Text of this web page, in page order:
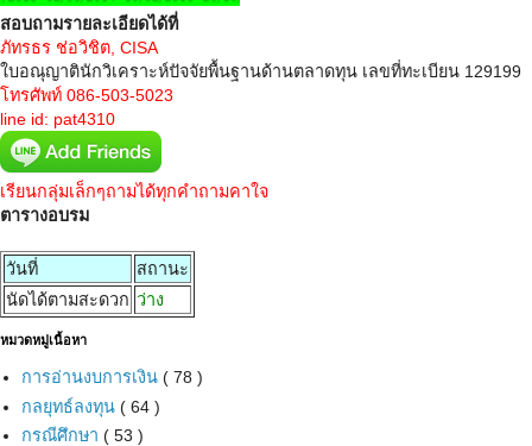
สอบถามรายละเอียดได้ที่
ภัทรธร ช่อวิชิต, CISA
ใบอณุญาตินักวิเคราะห์ปัจจัยพื้นฐานด้านตลาดทุน เลขที่ทะเบียน 129199
โทรศัพท์ 086-503-5023
line id: pat4310
เรียนกลุ่มเล็กๆถามได้ทุกคำถามคาใจ
ตารางอบรม
วันที่
สถานะ
นัดได้ตามสะดวก ว่าง
หมวดหมู่เนื้อหา
การอ่านงบการเงิน ( 78 )
กลยุทธ์ลงทุน ( 64 )
กรณีศึกษา ( 53 )